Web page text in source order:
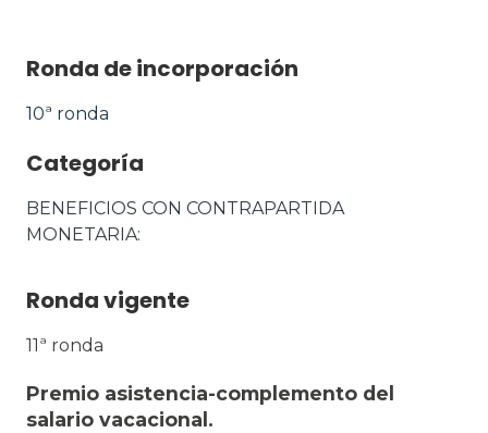
Ronda de incorporación
10ª ronda
Categoría
BENEFICIOS CON CONTRAPARTIDA
MONETARIA
Ronda vigente
11ª ronda
Premio asistencia-complemento del
salario vacacional.